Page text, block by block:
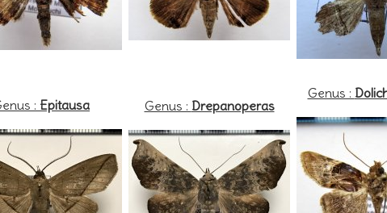
: Epitausa Genus : Drepanoperas
Genus :